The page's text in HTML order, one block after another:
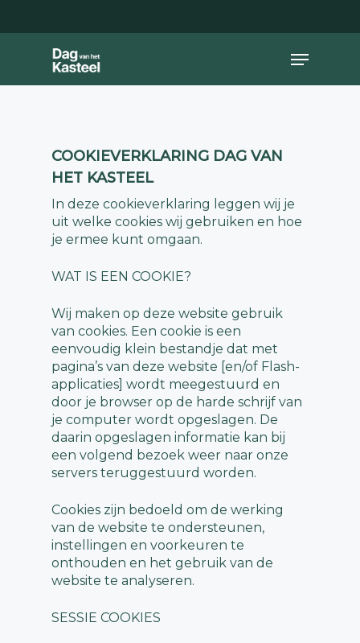
Menu
COOKIEVERKLARING DAG VAN
HET KASTEEL
In deze cookieverklaring leggen wij je
uit welke cookies wij gebruiken en hoe
je ermee kunt omgaan.
WAT IS EEN COOKIE?
Wij maken op deze website gebruik
van cookies. Een cookie is een
eenvoudig klein bestandje dat met
pagina’s van deze website [en/of Flash-
applicaties] wordt meegestuurd en
door je browser op de harde schrijf van
je computer wordt opgeslagen. De
daarin opgeslagen informatie kan bij
een volgend bezoek weer naar onze
servers teruggestuurd worden.
Cookies zijn bedoeld om de werking
van de website te ondersteunen,
instellingen en voorkeuren te
onthouden en het gebruik van de
website te analyseren.
SESSIE COOKIES